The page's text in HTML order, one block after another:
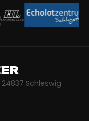
24837 Schleswig